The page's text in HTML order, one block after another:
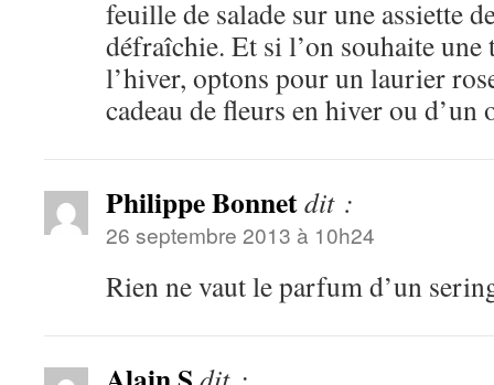
feuille de salade sur une assiette
défraîchie. Et si l’on souhaite une
l’hiver, optons pour un laurier
cadeau de fleurs en hiver ou
Philippe Bonnetdit :
26 septembre 2013 à 10h24
Rien ne vaut le parfum d’un